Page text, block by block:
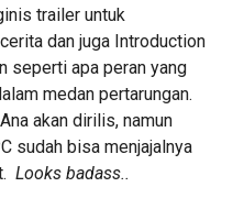
trailer untuk
dan juga Introduction
seperti apa peran yang
medan pertarungan.
akan dirilis, namun
sudah bisa menjajalnya
Looks badass..